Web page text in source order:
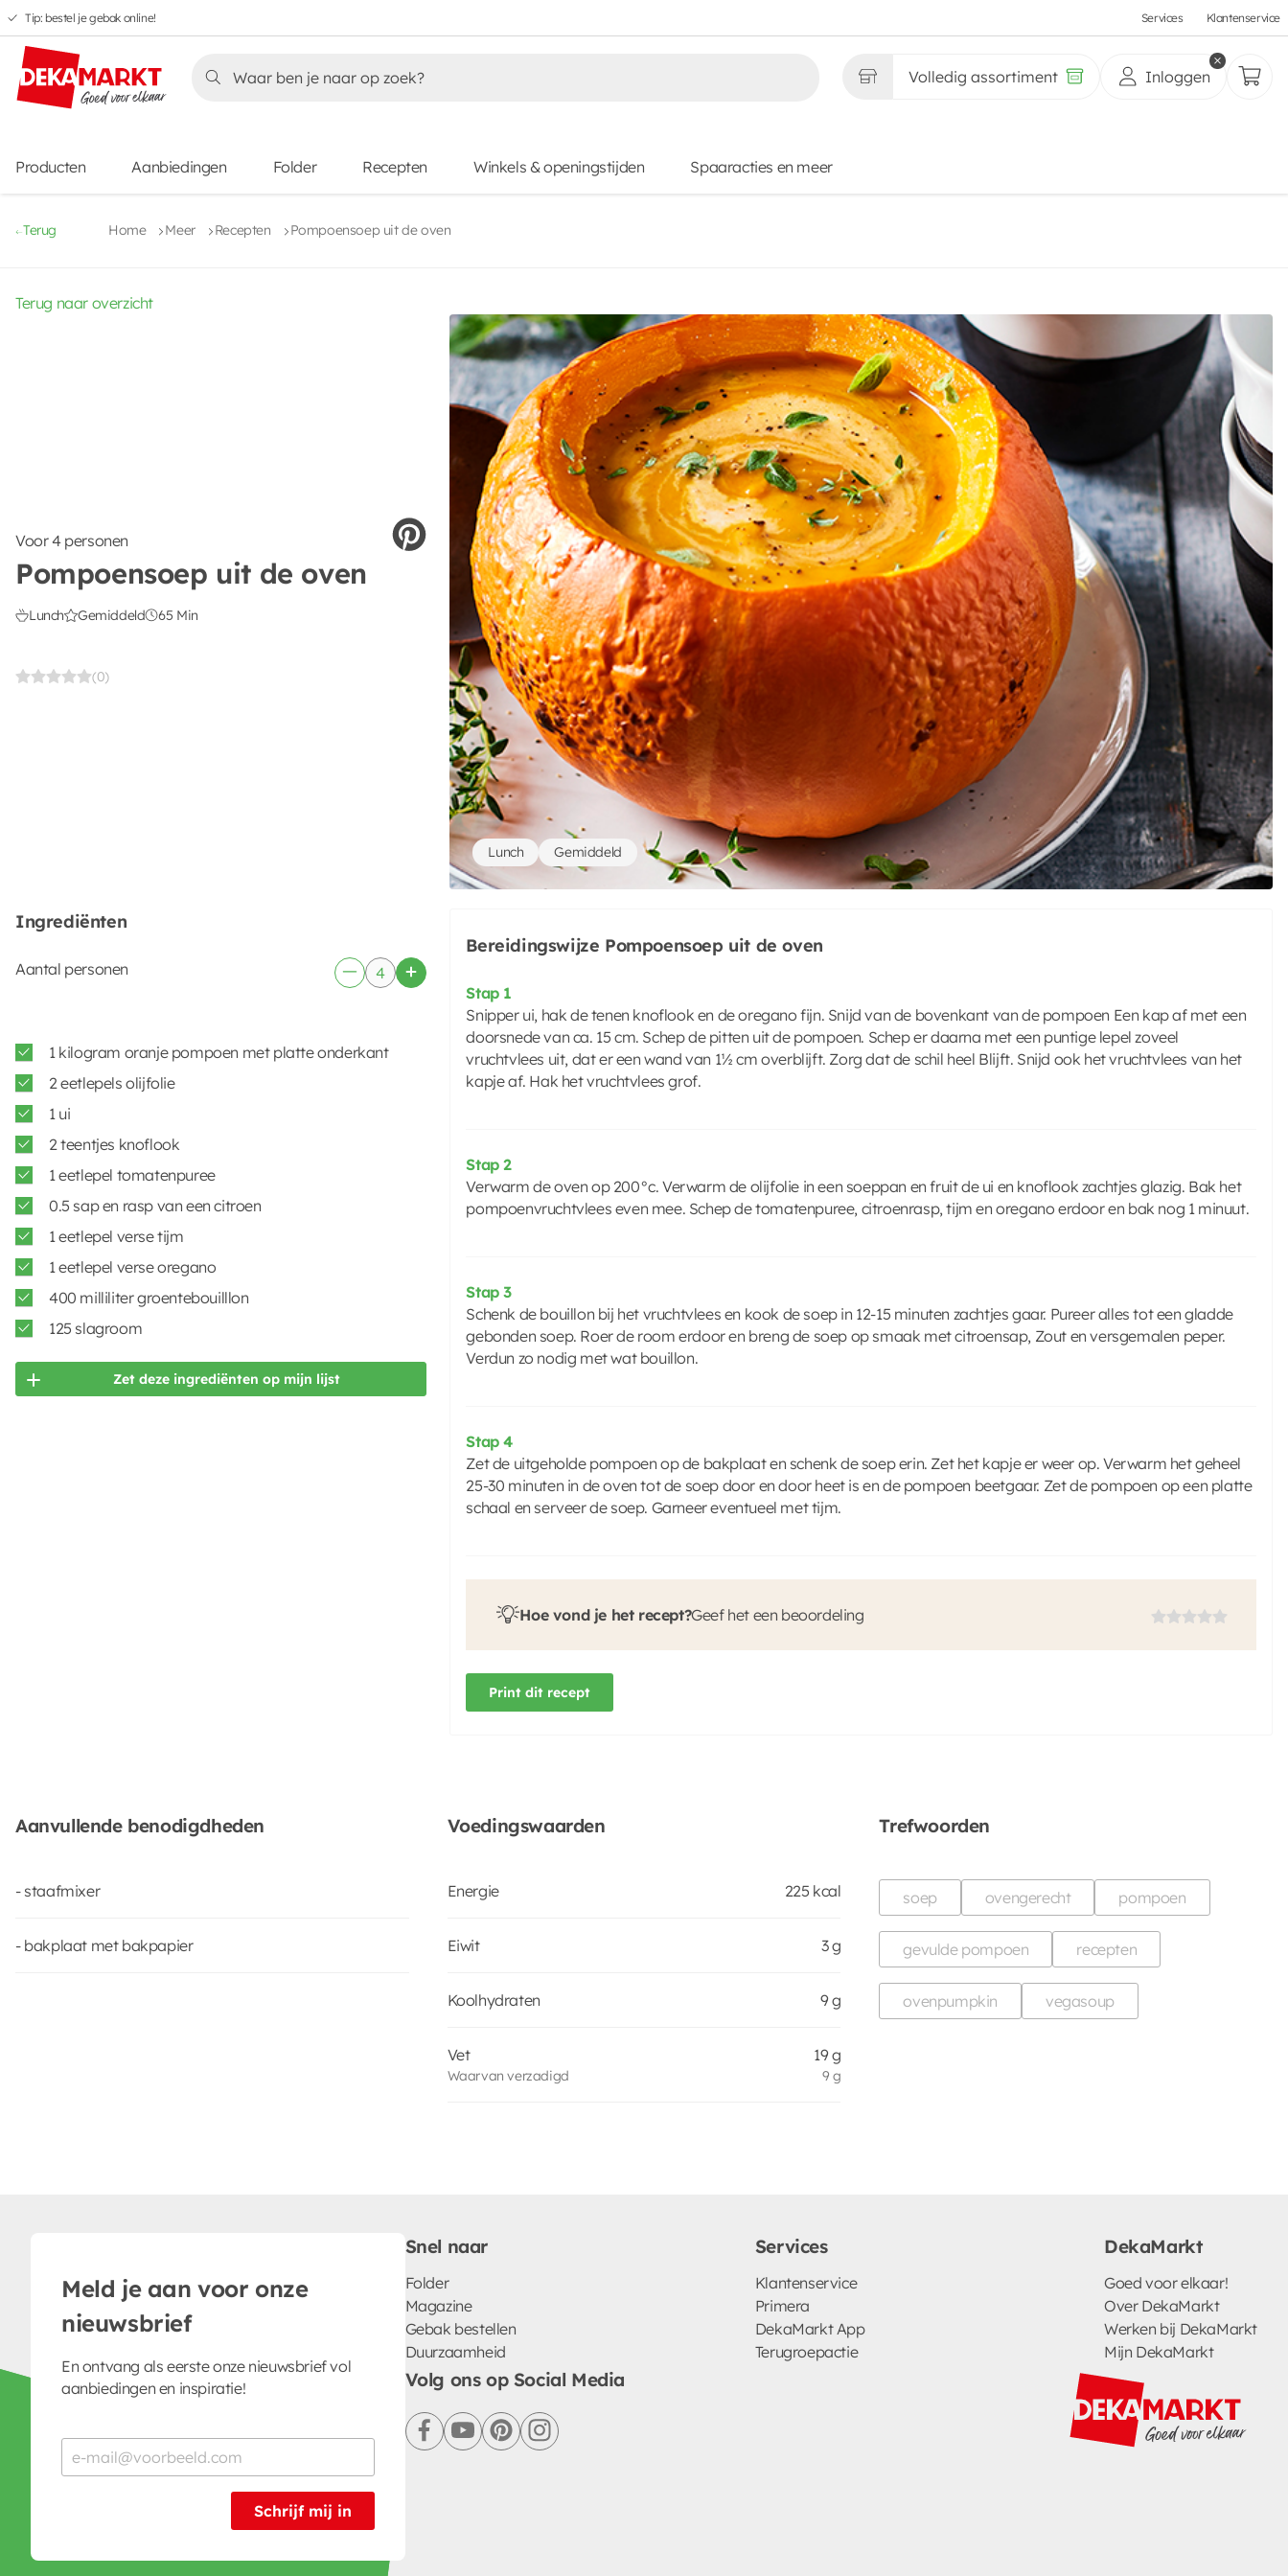
Overslaan
naar
hoofdnavigatie
Overslaan
naar
hoofdinhoud
Overslaan
naar
voettekstinhoud
Overslaan
naar
aanbiedingen
Tip: bestel je gebak online! Services Klantenservice
Volledig assortiment Inloggen
Producten Aanbiedingen Folder Recepten Winkels & openingstijden Spaaracties en meer
Terug Home Meer Recepten Pompoensoep uit de oven
Terug naar overzicht
Voor 4 personen
Pompoensoep uit de oven
Lunch Gemiddeld 65 Min
(0)
Lunch Gemiddeld
Ingrediënten
Aantal personen
1 kilogram oranje pompoen met platte onderkant
2 eetlepels olijfolie
1 ui
2 teentjes knoflook
1 eetlepel tomatenpuree
0.5 sap en rasp van een citroen
1 eetlepel verse tijm
1 eetlepel verse oregano
400 milliliter groentebouilllon
125 slagroom
Zet deze ingrediënten op mijn lijst
Bereidingswijze Pompoensoep uit de oven
Stap 1
Snipper ui, hak de tenen knoflook en de oregano fijn. Snijd van de bovenkant van de pompoen Een kap af met een
doorsnede van ca. 15 cm. Schep de pitten uit de pompoen. Schep er daarna met een puntige lepel zoveel
vruchtvlees uit, dat er een wand van 1½ cm overblijft. Zorg dat de schil heel Blijft. Snijd ook het vruchtvlees van het
kapje af. Hak het vruchtvlees grof.
Stap 2
Verwarm de oven op 200°c. Verwarm de olijfolie in een soeppan en fruit de ui en knoflook zachtjes glazig. Bak het
pompoenvruchtvlees even mee. Schep de tomatenpuree, citroenrasp, tijm en oregano erdoor en bak nog 1 minuut.
Stap 3
Schenk de bouillon bij het vruchtvlees en kook de soep in 12-15 minuten zachtjes gaar. Pureer alles tot een gladde
gebonden soep. Roer de room erdoor en breng de soep op smaak met citroensap, Zout en versgemalen peper.
Verdun zo nodig met wat bouillon.
Stap 4
Zet de uitgeholde pompoen op de bakplaat en schenk de soep erin. Zet het kapje er weer op. Verwarm het geheel
25-30 minuten in de oven tot de soep door en door heet is en de pompoen beetgaar. Zet de pompoen op een platte
schaal en serveer de soep. Garneer eventueel met tijm.
Hoe vond je het recept?Geef het een beoordeling
Print dit recept
Aanvullende benodigdheden
- staafmixer
- bakplaat met bakpapier
Voedingswaarden
Energie 225 kcal
Eiwit 3 g
Koolhydraten 9 g
Vet 19 g
Waarvan verzadigd 9 g
Trefwoorden
soep ovengerecht pompoen
gevulde pompoen recepten
ovenpumpkin vegasoup
Meld je aan voor onze
nieuwsbrief
En ontvang als eerste onze nieuwsbrief vol
aanbiedingen en inspiratie!
Schrijf mij in
Snel naar
Folder
Magazine
Gebak bestellen
Duurzaamheid
Services
Klantenservice
Primera
DekaMarkt App
Terugroepactie
DekaMarkt
Goed voor elkaar!
Over DekaMarkt
Werken bij DekaMarkt
Mijn DekaMarkt
Volg ons op Social Media
facebookyoutubepinterestinstagram